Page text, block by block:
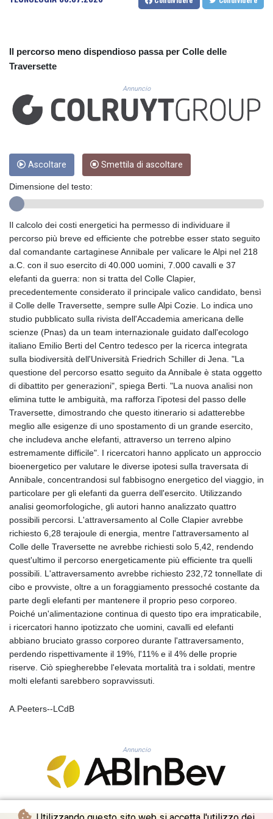
CUC 1.156136
DJF 205.267449
DZD 152.967099
EGP 57.293288
ERN 17.342035
FKP 0.8566
GBP 0.856968
GIP 0.8566
GMD 84.980421
GNF 10123.874202
GTQ 8.794891
GYD 241.157003
HKD 9.067746
HNL 30.895616
HRK 7.536622
HTG 150.718127
HUF 363.096405
IDR 20580.370421
ILS 3.468234
IMP 0.8566
INR 110.076256
IQD 1509.981237
IRR
1590322.371805
ISK 142.598215
JEP 0.8566
JMD 183.057725
JOD 0.819746
JPY 182.445186
KES 149.158147
KGS 101.104505
KHR 4681.941823
KMF 492.514185
KRW 1627.712241
KWD 0.356853
KYD 0.960588
KZT 540.233287
LAK 26025.676609
LBP
103223.017367
LKR 386.635196
LRD 208.057415
MAD 10.743067
MDL 20.044751
MGA 4918.938878
Il percorso meno dispendioso passa per Colle delle
Traversette
Annuncio
Ascoltare Smettila di ascoltare
Dimensione del testo:
Il calcolo dei costi energetici ha permesso di individuare il
percorso più breve ed efficiente che potrebbe esser stato seguito
dal comandante cartaginese Annibale per valicare le Alpi nel 218
a.C. con il suo esercito di 40.000 uomini, 7.000 cavalli e 37
elefanti da guerra: non si tratta del Colle Clapier,
precedentemente considerato il principale valico candidato, bensì
il Colle delle Traversette, sempre sulle Alpi Cozie. Lo indica uno
studio pubblicato sulla rivista dell'Accademia americana delle
scienze (Pnas) da un team internazionale guidato dall'ecologo
italiano Emilio Berti del Centro tedesco per la ricerca integrata
sulla biodiversità dell'Università Friedrich Schiller di Jena. "La
questione del percorso esatto seguito da Annibale è stata oggetto
di dibattito per generazioni", spiega Berti. "La nuova analisi non
elimina tutte le ambiguità, ma rafforza l'ipotesi del passo delle
Traversette, dimostrando che questo itinerario si adatterebbe
meglio alle esigenze di uno spostamento di un grande esercito,
che includeva anche elefanti, attraverso un terreno alpino
estremamente difficile". I ricercatori hanno applicato un approccio
bioenergetico per valutare le diverse ipotesi sulla traversata di
Annibale, concentrandosi sul fabbisogno energetico del viaggio, in
particolare per gli elefanti da guerra dell'esercito. Utilizzando
analisi geomorfologiche, gli autori hanno analizzato quattro
possibili percorsi. L'attraversamento al Colle Clapier avrebbe
richiesto 6,28 terajoule di energia, mentre l'attraversamento al
Colle delle Traversette ne avrebbe richiesti solo 5,42, rendendo
quest'ultimo il percorso energeticamente più efficiente tra quelli
possibili. L'attraversamento avrebbe richiesto 232,72 tonnellate di
cibo e provviste, oltre a un foraggiamento pressoché costante da
parte degli elefanti per mantenere il proprio peso corporeo.
Poiché un'alimentazione continua di questo tipo era impraticabile,
i ricercatori hanno ipotizzato che uomini, cavalli ed elefanti
abbiano bruciato grasso corporeo durante l'attraversamento,
perdendo rispettivamente il 19%, l'11% e il 4% delle proprie
riserve. Ciò spiegherebbe l'elevata mortalità tra i soldati, mentre
molti elefanti sarebbero sopravvissuti.
A.Peeters--LCdB
Annuncio